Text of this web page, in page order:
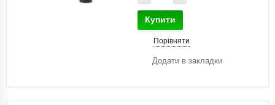
Купити
Порівняти
Додати в закладки